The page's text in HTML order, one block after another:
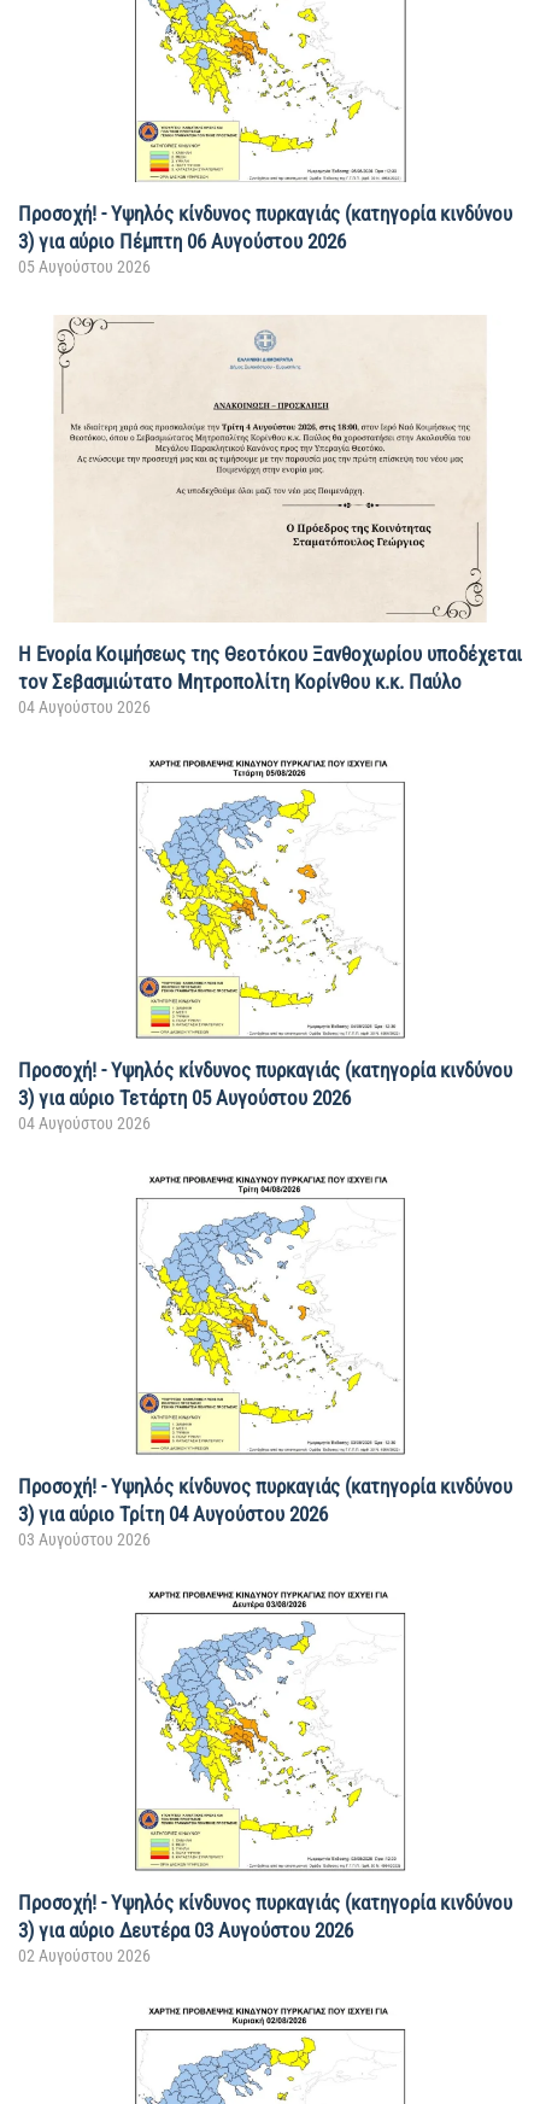
Προσοχή! - Υψηλός κίνδυνος πυρκαγιάς (κατηγορία κινδύνου
3) για αύριο Πέμπτη 06 Αυγούστου 2026
05 Αυγούστου 2026
Η Ενορία Κοιμήσεως της Θεοτόκου Ξανθοχωρίου υποδέχεται
τον Σεβασμιώτατο Μητροπολίτη Κορίνθου κ.κ. Παύλο
04 Αυγούστου 2026
Προσοχή! - Υψηλός κίνδυνος πυρκαγιάς (κατηγορία κινδύνου
3) για αύριο Τετάρτη 05 Αυγούστου 2026
04 Αυγούστου 2026
Προσοχή! - Υψηλός κίνδυνος πυρκαγιάς (κατηγορία κινδύνου
3) για αύριο Τρίτη 04 Αυγούστου 2026
03 Αυγούστου 2026
Προσοχή! - Υψηλός κίνδυνος πυρκαγιάς (κατηγορία κινδύνου
3) για αύριο Δευτέρα 03 Αυγούστου 2026
02 Αυγούστου 2026